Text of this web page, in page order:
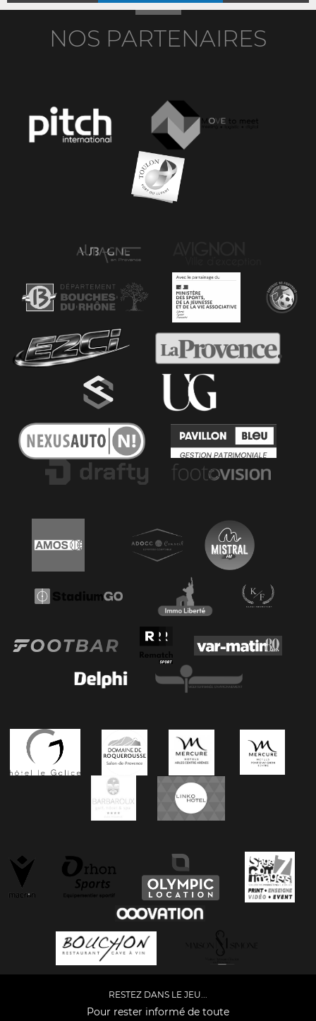
NOS PARTENAIRES
RESTEZ DANS LE JEU...
Pour rester informé de toute